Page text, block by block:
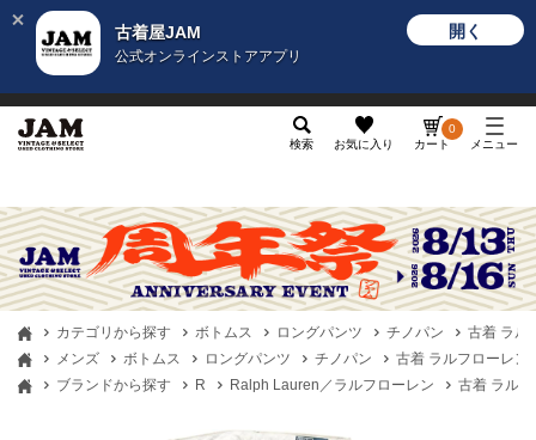
古着屋JAM
公式オンラインストアアプリ
開く
検索 お気に入り カート
0
メニュー
カテゴリから探す ボトムス ロングパンツ チノパン
古着 ラル
メンズ
ボトムス ロングパンツ チノパン
古着 ラルフローレン
ブランドから探す
R Ralph Lauren／ラルフローレン 古着 ラル